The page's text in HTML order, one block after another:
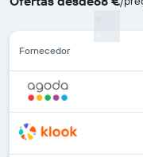
Fornecedor